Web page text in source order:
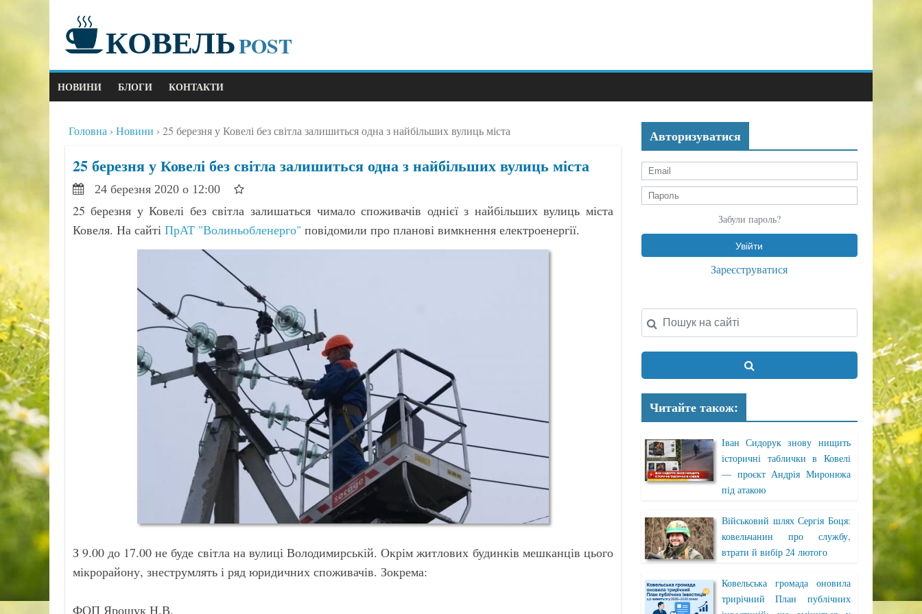
КОВЕЛЬPOST
НОВИНИ БЛОГИ КОНТАКТИ
Головна Новини 25 березня у Ковелі без світла залишиться одна з найбільших вулиць міста
25 березня у Ковелі без світла залишиться одна з найбільших вулиць міста
24 березня 2020 о 12:00
25 березня у Ковелі без світла залишаться чимало споживачів однієї з найбільших вулиць міста
Ковеля. На сайті ПрАТ "Волиньобленерго" повідомили про планові вимкнення електроенергії.
З 9.00 до 17.00 не буде світла на вулиці Володимирській. Окрім житлових будинків мешканців цього
мікрорайону, знеструмлять і ряд юридичних споживачів. Зокрема:
ФОП Ярощук Н.В.
Авторизуватися
Забули пароль?
Зареєструватися
Читайте також:
Іван Сидорук знову нищить
історичні таблички в Ковелі
— проєкт Андрія Миронюка
під атакою
Військовий шлях Сергія Боця:
ковельчанин про службу,
втрати й вибір 24 лютого
Ковельська громада оновила
трирічний План публічних